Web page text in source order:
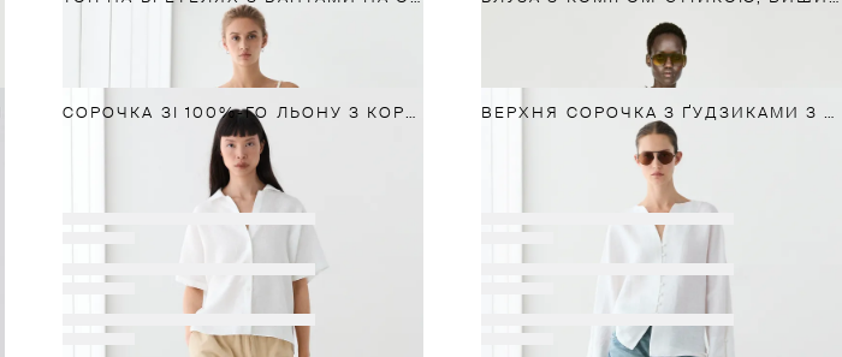
СОРОЧКА ЗІ 100%-ГО ЛЬОНУ З КОРОТКИМИ РУКАВАМИ ВЕРХНЯ СОРОЧКА З ҐУДЗИКАМИ З ЛЬНЯНОЇ ТКАНИНИ